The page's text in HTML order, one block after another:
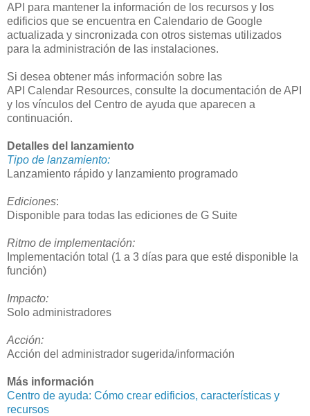
API para mantener la información de los recursos y los
edificios que se encuentra en Calendario de Google
actualizada y sincronizada con otros sistemas utilizados
para la administración de las instalaciones.
Si desea obtener más información sobre las
API Calendar Resources, consulte la documentación de API
y los vínculos del Centro de ayuda que aparecen a
continuación.
Detalles del lanzamiento
Tipo de lanzamiento:
Lanzamiento rápido y lanzamiento programado
Ediciones:
Disponible para todas las ediciones de G Suite
Ritmo de implementación:
Implementación total (1 a 3 días para que esté disponible la
función)
Impacto:
Solo administradores
Acción:
Acción del administrador sugerida/información
Más información
Centro de ayuda: Cómo crear edificios, características y
recursos